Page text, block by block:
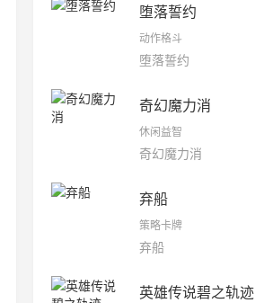
堕落誓约
动作格斗
堕落誓约
奇幻魔力消
休闲益智
奇幻魔力消
弃船
策略卡牌
弃船
英雄传说碧之轨迹